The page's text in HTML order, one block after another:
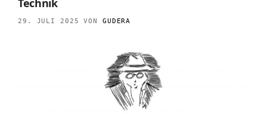
Technik
29. JULI 2025 VON GUDERA